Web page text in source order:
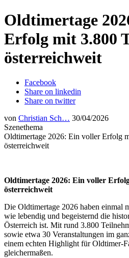
Oldtimertage
Erfolg mit 3.800
österreichweit
Facebook
Share on linkedin
Share on twitter
von Christian Sch… 30/04/2026
Szenethema
Oldtimertage 2026: Ein voller Erfolg
österreichweit
Oldtimertage 2026: Ein voller
österreichweit
Die Oldtimertage 2026 haben einmal
wie lebendig und begeisternd die
Österreich ist. Mit rund 3.800
sowie etwa 30 Veranstaltungen im
einem echten Highlight für Oldtimer-
gleichermaßen.